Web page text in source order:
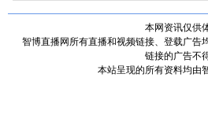
本网资讯仅供
智博直播网所有直播和视频链接、登载广告
链接的广告不
本站呈现的所有资料均由